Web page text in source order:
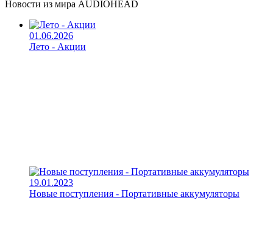
Новости из мира AUDIOHEAD
01.06.2026
Лето - Акции
19.01.2023
Новые поступления - Портативные аккумуляторы